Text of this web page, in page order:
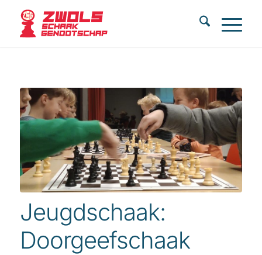
Jeugdschaak:
Doorgeefschaak